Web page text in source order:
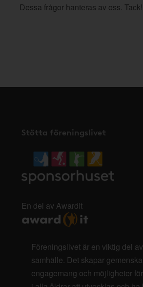
Dessa frågor hanteras av oss. Tack!
Stötta föreningslivet
En del av AwardIt
Föreningslivet är en viktig del
samhälle. Det skapar
engagemang och möjligheter